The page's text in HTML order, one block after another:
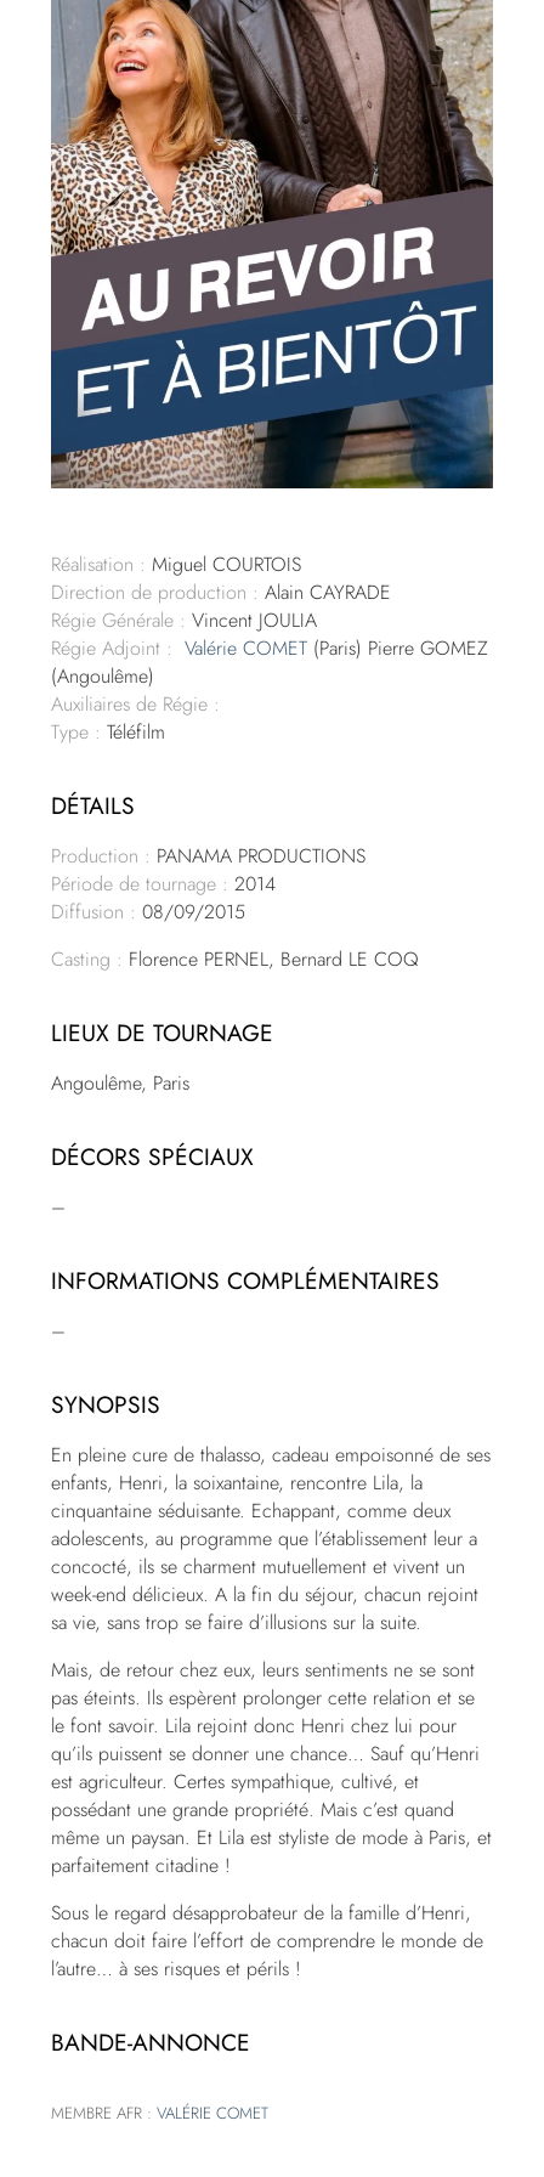
Réalisation : Miguel COURTOIS
Direction de production : Alain CAYRADE
Régie Générale : Vincent JOULIA
Régie Adjoint : Valérie COMET (Paris) Pierre GOMEZ
(Angoulême)
Auxiliaires de Régie :
Type : Téléfilm
DÉTAILS
Production : PANAMA PRODUCTIONS
Période de tournage : 2014
Diffusion : 08/09/2015
Casting : Florence PERNEL, Bernard LE COQ
LIEUX DE TOURNAGE
Angoulême, Paris
DÉCORS SPÉCIAUX
–
INFORMATIONS COMPLÉMENTAIRES
–
SYNOPSIS
En pleine cure de thalasso, cadeau empoisonné de ses
enfants, Henri, la soixantaine, rencontre Lila, la
cinquantaine séduisante. Echappant, comme deux
adolescents, au programme que l’établissement leur a
concocté, ils se charment mutuellement et vivent un
week-end délicieux. A la fin du séjour, chacun rejoint
sa vie, sans trop se faire d’illusions sur la suite.
Mais, de retour chez eux, leurs sentiments ne se sont
pas éteints. Ils espèrent prolonger cette relation et se
le font savoir. Lila rejoint donc Henri chez lui pour
qu’ils puissent se donner une chance… Sauf qu’Henri
est agriculteur. Certes sympathique, cultivé, et
possédant une grande propriété. Mais c’est quand
même un paysan. Et Lila est styliste de mode à Paris, et
parfaitement citadine !
Sous le regard désapprobateur de la famille d’Henri,
chacun doit faire l’effort de comprendre le monde de
l’autre… à ses risques et périls !
BANDE-ANNONCE
MEMBRE AFR :VALÉRIE COMET